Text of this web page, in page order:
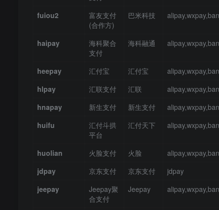
fuiou2
富友支付
(合作方)
巴米科技
haipay
海科聚合
支付
海科融通
heepay 汇付宝 汇付宝
hlpay
汇联支付 汇联
hnapay
新生支付 新生支付
huifu
汇付斗拱
平台
汇付天下
huolian 火脸支付 火脸
jdpay
京东支付 京东支付
jdpay
jeepay
Jeepay聚
合支付
Jeepay